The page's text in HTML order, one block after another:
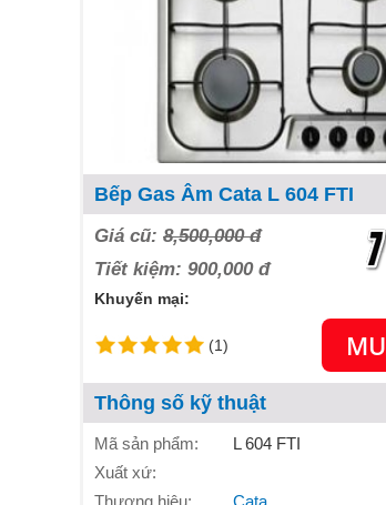
Bếp Gas Âm Cata L 604 FTI
Giá cũ: 8,500,000 đ
Tiết kiệm: 900,000 đ
Khuyến mại:
(1)
Thông số kỹ thuật
Mã sản phẩm:
L 604 FTI
Xuất xứ:
Thương hiệu:
Cata